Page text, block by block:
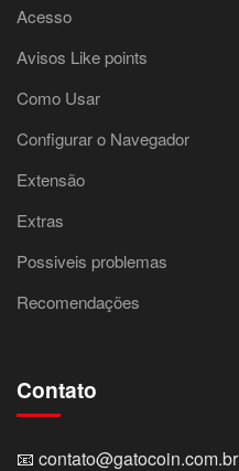
Acesso
Avisos Like points
Como Usar
Configurar o Navegador
Extensão
Extras
Possiveis problemas
Recomendações
Contato
📧 contato@gatocoin.com.br